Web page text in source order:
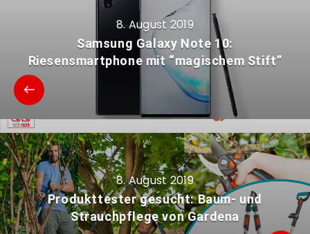
8. August 2019
Samsung Galaxy Note 10:
Riesensmartphone mit “magischem Stift”
8. August 2019
Produkttester gesucht: Baum- und
Strauchpflege von Gardena